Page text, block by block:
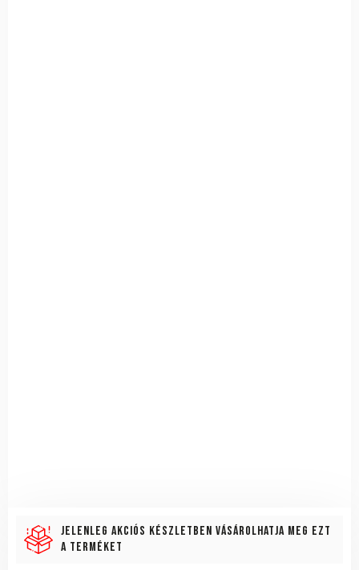
Jelenleg akciós készletben vásárolhatja meg ezt
a terméket